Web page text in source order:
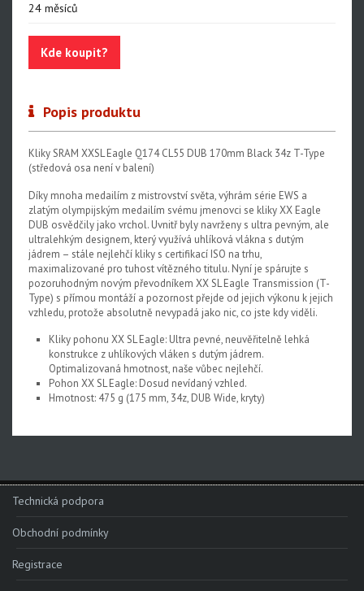
NX
Hammerhead Karoo
Red AXS E1
Force AXS E1
Rival AXS E1
Force XPLR AXS E1
Rival XPLR AXS E1
Force eTap AXS Iridescent
Force eTap AXS
Rival eTap AXS
Apex eTap AXS
XPLR AXS
Force 1
Force22/Force
Rival 1
Rival22/Rival
24 měsíců
Kde koupit?
Popis produktu
Kliky SRAM XXSL Eagle Q174 CL55 DUB 170mm Black 34z T-Type
(středová osa není v balení)
Díky mnoha medailím z mistrovství světa, výhrám série EWS a
zlatým olympijským medailím svému jmenovci se kliky XX Eagle
DUB osvědčily jako vrchol. Uvnitř byly navrženy s ultra pevným, ale
ultralehkým designem, který využívá uhlíková vlákna s dutým
jádrem – stále nejlehčí kliky s certifikací ISO na trhu,
maximalizované pro tuhost vítězného titulu. Nyní je spárujte s
pozoruhodným novým převodníkem XX SL Eagle Transmission (T-
Type) s přímou montáží a pozornost přejde od jejich výkonu k jejich
vzhledu, protože absolutně nevypadá jako nic, co jste kdy viděli.
Kliky pohonu XX SL Eagle: Ultra pevné, neuvěřitelně lehká
konstrukce z uhlíkových vláken s dutým jádrem.
Optimalizovaná hmotnost, naše vůbec nejlehčí.
Pohon XX SL Eagle: Dosud nevídaný vzhled.
Hmotnost: 475 g (175 mm, 34z, DUB Wide, kryty)
Technická podpora
Obchodní podmínky
Registrace